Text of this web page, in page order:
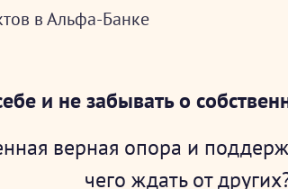
в Альфа-Банке
и не забывать о
верная опора и
чего ждать от